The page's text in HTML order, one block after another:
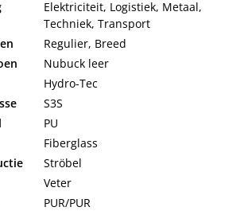
Elektriciteit, Logistiek, Metaal,
Techniek, Transport
Regulier, Breed
Nubuck leer
Hydro-Tec
S3S
PU
Fiberglass
Ströbel
Veter
PUR/PUR